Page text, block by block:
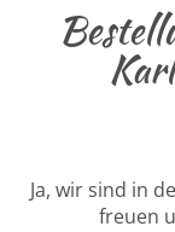
Ja, wir sind in
freuen